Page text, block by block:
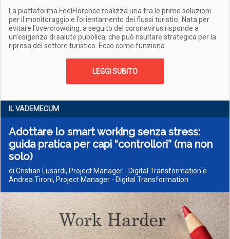
La piattaforma FeelFlorence realizza una fra le prime soluzioni
per il monitoraggio e l’orientamento dei flussi turistici. Nata per
evitare l’overcrowding, a seguito del coronavirus risponde a
un’esigenza di salute pubblica, che può risultare strategica per la
ripresa del settore turistico. Ecco come funziona
LEGGI SUBITO
IL VADEMECUM
Adottare lo smart working senza stress:
guida pratica per capi “controllori” (ma non
solo)
di Cristian Lusardi, Project Manager - Digital Transformation e
Andrea Tironi, Project Manager - Digital Transformation